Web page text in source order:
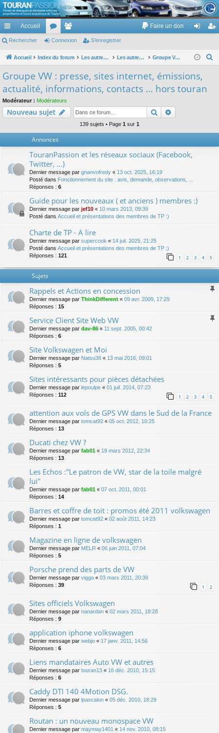
TouranPassion
Le forum des propriétaires ou futurs acquéreurs du Volkswagen Touran
cc
ès
de
Accueil
or
u
e
m
Faire un don
ne nr
Rechercher Connexion S’enregistrer
Accueil Index du forum Les autres voitures et ce qui touche à la voiture Les autres modèles du groupe VW Groupe VW : presse, sites internet, émissions, actualité, informations, contacts ... hors touran
h
Groupe VW : presse, sites internet, émissions,
actualité, informations, contacts ... hors touran
Modérateur : Modérateurs
Nouveau sujet Rechercher
139 sujets • Page 1 sur 1
Annonces
TouranPassion et les réseaux sociaux (Facebook,
Twitter, ...)
Dernier message par gnanvofredy « 13 oct. 2025, 16:19
Posté dans Fonctionnement du site : avis, demande, observations, ...
Réponses : 6
Guide pour les nouveaux ( et anciens ) membres :)
Dernier message par jef10 « 10 mars 2013, 09:39
Posté dans Accueil et présentations des membres de TP :)
Charte de TP - A lire
Dernier message par supercook « 14 juil. 2025, 21:25
Posté dans Accueil et présentations des membres de TP :)
Réponses : 121 1 2 3 4 5
Sujets
Rappels et Actions en concession
Dernier message par ThinkDifferent « 09 avr. 2009, 17:29
Réponses : 15
Service Client Site Web VW
Dernier message par dav-86 « 11 sept. 2005, 00:42
Réponses : 6
Site Volkswagen et Moi
Dernier message par Natsu38 « 13 mai 2016, 09:01
Réponses : 5
Sites intéressants pour pièces détachées
Dernier message par lepoulpe « 01 juil. 2014, 07:23
Réponses : 112 1 2 3 4 5
attention aux vols de GPS VW dans le Sud de la France
Dernier message par tomcat92 « 05 oct. 2012, 10:25
Réponses : 13
Ducati chez VW ?
Dernier message par fab01 « 19 mars 2012, 22:34
Réponses : 13
Les Echos :"Le patron de VW, star de la toile malgré
lui"
Dernier message par fab01 « 07 oct. 2011, 00:01
Réponses : 14
Barres et coffre de toit : promos été 2011 volkswagen
Dernier message par tomcat92 « 02 août 2011, 14:23
Réponses : 1
Magazine en ligne de volkswagen
Dernier message par MELR « 06 juin 2011, 07:04
Réponses : 5
Porsche prend des parts de VW
Dernier message par viggo « 03 mars 2011, 20:39
Réponses : 39 1 2
Sites officiels Volkswagen
Dernier message par nanardan « 02 mars 2011, 18:28
Réponses : 9
application iphone volkswagen
Dernier message par webjo « 17 janv. 2011, 14:56
Réponses : 6
Liens mandataires Auto VW et autres
Dernier message par touran13 « 16 déc. 2010, 15:15
Réponses : 6
Caddy DTI 140 4Motion DSG.
Dernier message par lpascalon « 05 déc. 2010, 18:29
Réponses : 5
Routan : un nouveau monospace VW
Dernier message par maymay1401 « 14 nov. 2010, 08:15